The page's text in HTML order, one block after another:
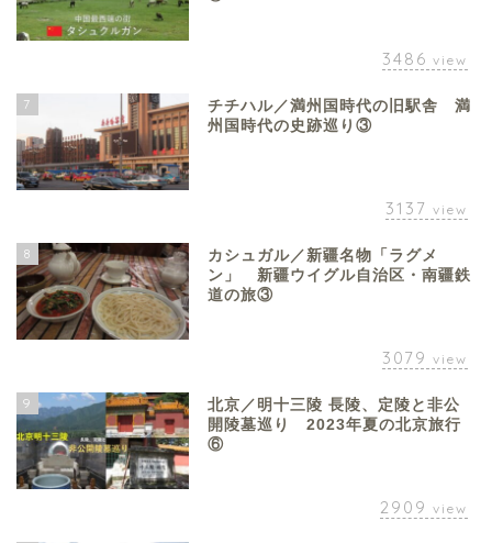
3486 view
7
チチハル／満州国時代の旧駅舎 満
州国時代の史跡巡り③
3137 view
8
カシュガル／新疆名物「ラグメ
ン」 新疆ウイグル自治区・南疆鉄
道の旅③
3079 view
9
北京／明十三陵 長陵、定陵と非公
開陵墓巡り 2023年夏の北京旅行
⑥
2909 view